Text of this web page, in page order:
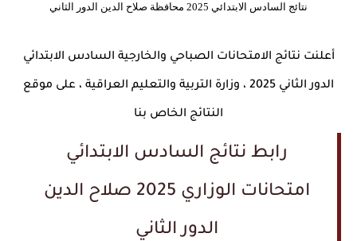
نتائج السادس الابتدائي 2025 محافظة صلاح الدين الدور الثاني
أعلنت نتائج الامتحانات الصباحي والخارجية السادس الابتدائي
الدور الثاني 2025 ، وزارة التربية والتعليم العراقية ، على موقع
النتائج الخاص بنا
رابط نتائج السادس الابتدائي
امتحانات الوزاري 2025 صلاح الدين
الدور الثاني